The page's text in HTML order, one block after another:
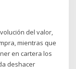
del valor,
mientras que
en cartera los
deshacer